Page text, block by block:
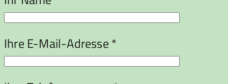
Ihre E-Mail-Adresse *